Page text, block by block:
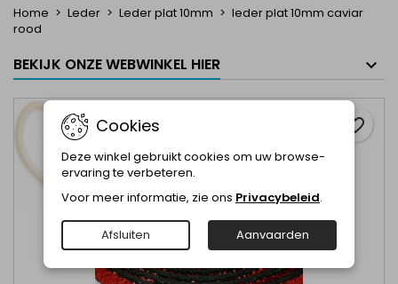
Home Leder Leder plat 10mm
leder plat 10mm caviar
rood
BEKIJK ONZE WEBWINKEL HIER
favorite_border
Cookies
Deze winkel gebruikt cookies om uw browse-
ervaring te verbeteren.
Voor meer informatie, zie ons Privacybeleid.
Afsluiten Aanvaarden